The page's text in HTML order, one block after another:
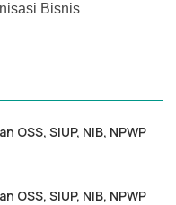
Bisnis
OSS, SIUP, NIB, NPWP
OSS, SIUP, NIB, NPWP